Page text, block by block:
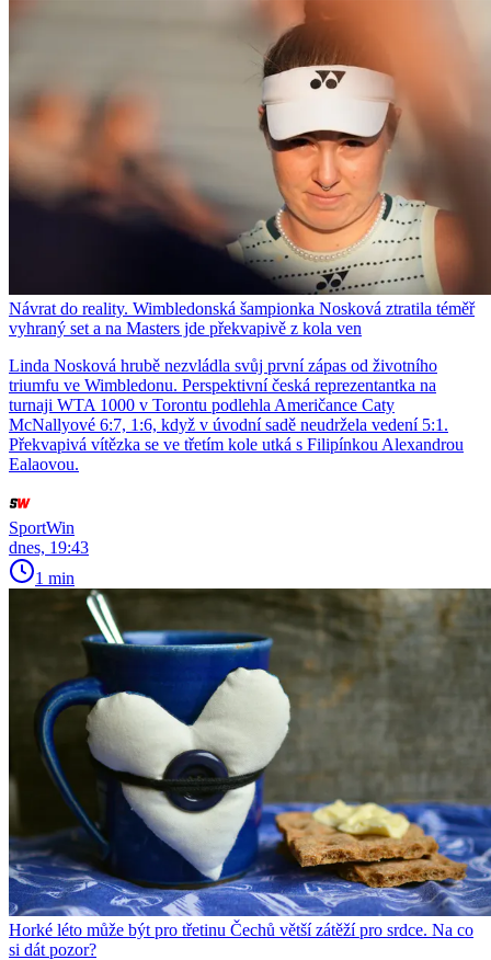
Návrat do reality. Wimbledonská šampionka Nosková ztratila téměř
vyhraný set a na Masters jde překvapivě z kola ven
Linda Nosková hrubě nezvládla svůj první zápas od životního
triumfu ve Wimbledonu. Perspektivní česká reprezentantka na
turnaji WTA 1000 v Torontu podlehla Američance Caty
McNallyové 6:7, 1:6, když v úvodní sadě neudržela vedení 5:1.
Překvapivá vítězka se ve třetím kole utká s Filipínkou Alexandrou
Ealaovou.
SportWin
dnes, 19:43
1 min
Horké léto může být pro třetinu Čechů větší zátěží pro srdce. Na co
si dát pozor?